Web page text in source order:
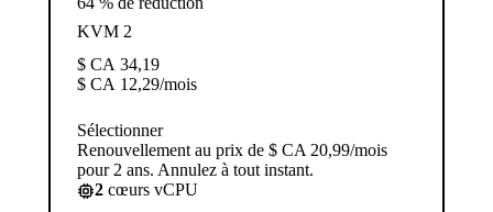
KVM 2
$ CA 34,19
$ CA 12,29/mois
Sélectionner
Renouvellement au prix de $ CA 20,99/mois
pour 2 ans. Annulez à tout instant.
2 cœurs vCPU